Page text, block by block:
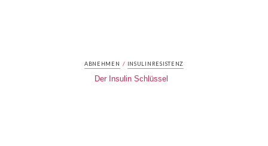
ABNEHMEN / INSULINRESISTENZ
Der Insulin Schlüssel